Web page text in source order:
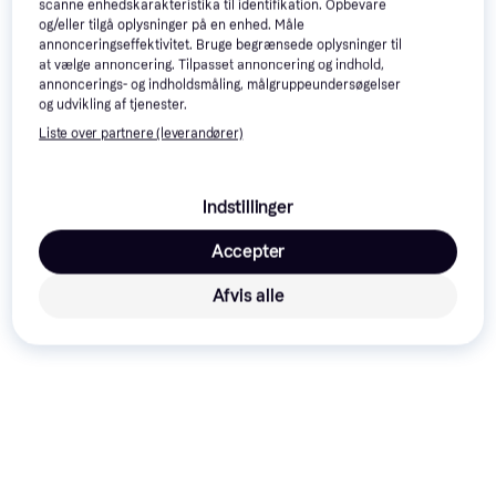
Tech-Protect Innovativt
Tablet Stativ til Bil 360°
scanne enhedskarakteristika til identifikation. Opbevare
og/eller tilgå oplysninger på en enhed. Måle
annonceringseffektivitet. Bruge begrænsede oplysninger til
at vælge annoncering. Tilpasset annoncering og indhold,
annoncerings- og indholdsmåling, målgruppeundersøgelser
og udvikling af tjenester.
Liste over partnere (leverandører)
Indstillinger
Afvis alle
Accepter